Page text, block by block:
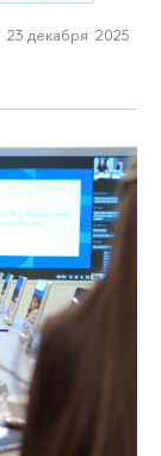
23 декабря 2025